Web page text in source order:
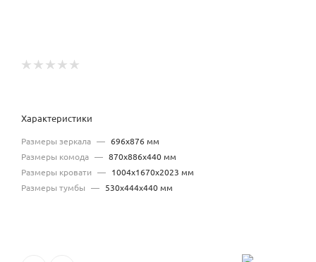
Характеристики
Размеры зеркала — 696х876 мм
Размеры комода — 870х886х440 мм
Размеры кровати — 1004х1670х2023 мм
Размеры тумбы — 530х444х440 мм